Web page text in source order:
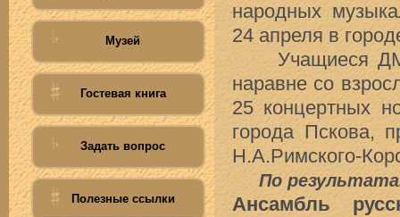
Музей
Гостевая книга
Задать вопрос
Полезные ссылки
народных
24 апреля в
Учащиеся ДМШ
наравне со
25 концертных
города Пскова,
Н.А.Римского-
По
Ансамбль